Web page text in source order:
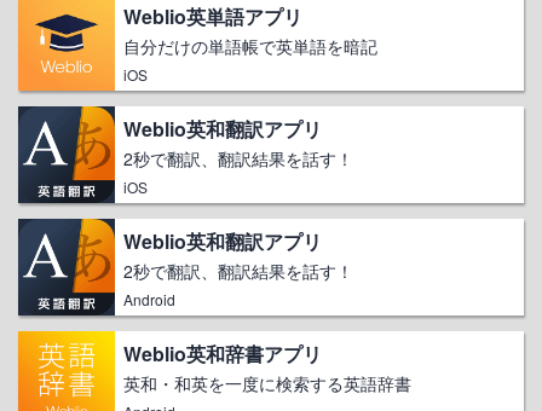
Weblio英単語アプリ
自分だけの単語帳で英単語を暗記
iOS
Weblio英和翻訳アプリ
2秒で翻訳、翻訳結果を話す！
iOS
Weblio英和翻訳アプリ
2秒で翻訳、翻訳結果を話す！
Android
Weblio英和辞書アプリ
英和・和英を一度に検索する英語辞書